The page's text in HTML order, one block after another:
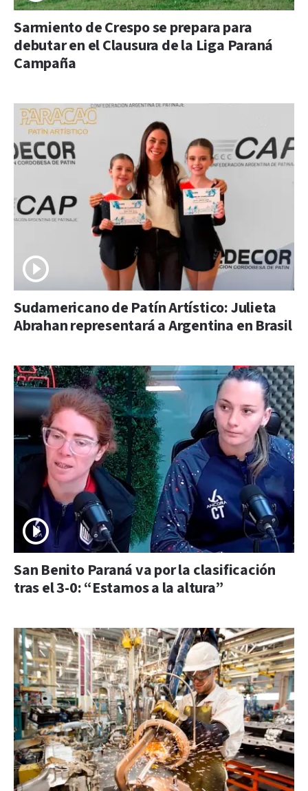
Sarmiento de Crespo se prepara para
debutar en el Clausura de la Liga Paraná
Campaña
Sudamericano de Patín Artístico: Julieta
Abrahan representará a Argentina en Brasil
San Benito Paraná va por la clasificación
tras el 3-0: “Estamos a la altura”